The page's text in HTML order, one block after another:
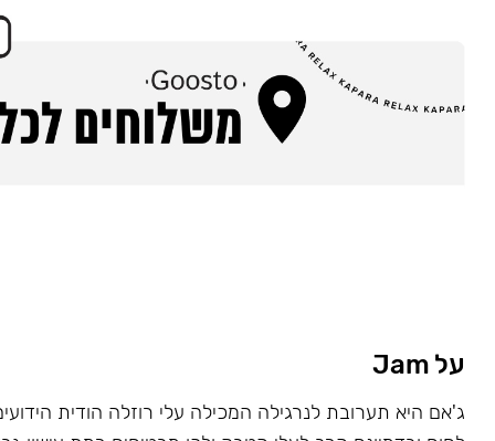
על Jam
ג'אם היא תערובת לנרגילה המכילה עלי רוזלה הודית